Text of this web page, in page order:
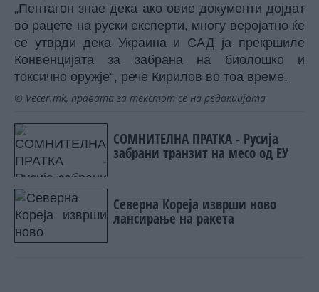
„Пентагон знае дека ако овие документи дојдат
во рацете на руски експерти, многу веројатно ќе
се утврди дека Украина и САД ја прекршиле
Конвенцијата за забрана на биолошко и
токсично оружје“, рече Кирилов во тоа време.
© Vecer.mk, правата за текстот се на редакцијата
СОМНИТЕЛНА ПРАТКА - Русија
забрани транзит на месо од ЕУ
Северна Кореја изврши ново
лансирање на ракета